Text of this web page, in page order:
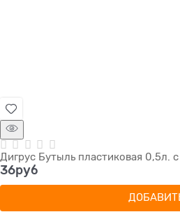
Дигрус Бутыль пластиковая
36руб